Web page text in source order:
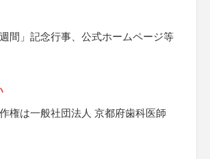
週間」記念行事、公式ホームページ等
権は一般社団法人 京都府歯科医師